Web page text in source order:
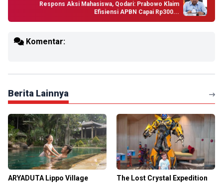
Respons Aksi Mahasiswa, Qodari: Prabowo Klaim
Efisiensi APBN Capai Rp300...
Komentar:
Berita Lainnya
ARYADUTA Lippo Village
The Lost Crystal Expedition